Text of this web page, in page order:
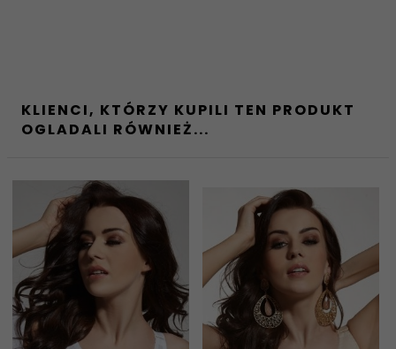
KLIENCI, KTÓRZY KUPILI TEN PRODUKT
OGLADALI RÓWNIEŻ...